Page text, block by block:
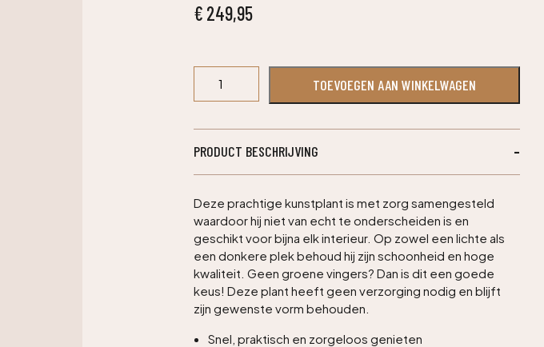
€ 249,95
Tower
145cm
aantal
TOEVOEGEN AAN WINKELWAGEN
PRODUCT BESCHRIJVING
Deze prachtige kunstplant is met zorg samengesteld
waardoor hij niet van echt te onderscheiden is en
geschikt voor bijna elk interieur. Op zowel een lichte als
een donkere plek behoud hij zijn schoonheid en hoge
kwaliteit. Geen groene vingers? Dan is dit een goede
keus! Deze plant heeft geen verzorging nodig en blijft
zijn gewenste vorm behouden.
Snel, praktisch en zorgeloos genieten